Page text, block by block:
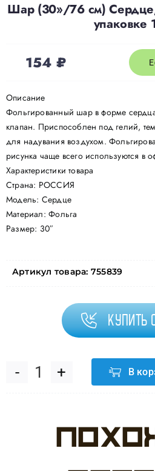
Политика
Шар (30»/76 см) Сердце,
упаковке
154₽
Описание
Фольгированный шар в форме
клапан. Приспособлен под гелий,
для надувания воздухом.
рисунка чаще всего используются в
Характеристики товара
Страна: РОССИЯ
Модель: Сердце
Материал: Фольга
Размер: 30″
Артикул товара: 755839
Купить
Количество
Шар
В